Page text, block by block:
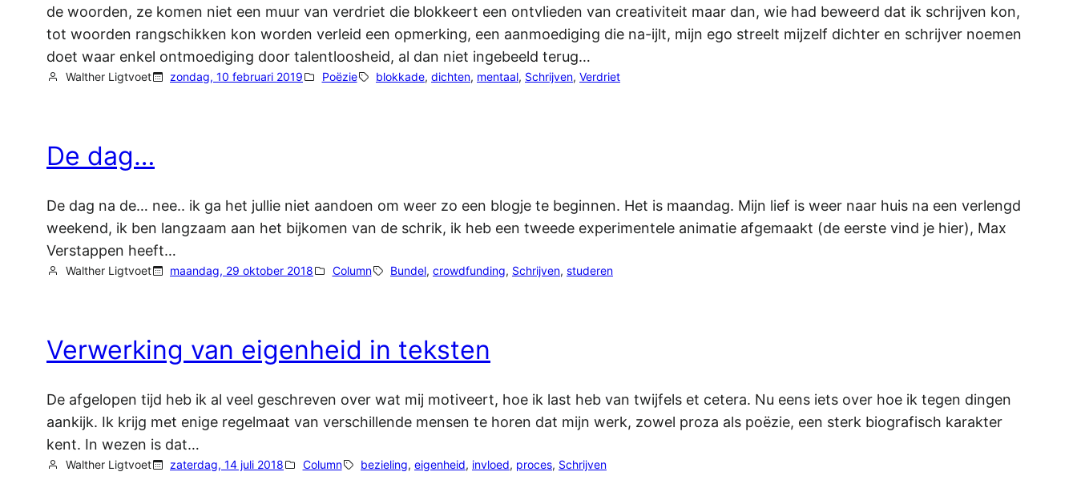
de woorden, ze komen niet een muur van verdriet die blokkeert een ontvlieden van creativiteit maar dan, wie had beweerd dat ik schrijven kon,
tot woorden rangschikken kon worden verleid een opmerking, een aanmoediging die na-ijlt, mijn ego streelt mijzelf dichter en schrijver noemen
doet waar enkel ontmoediging door talentloosheid, al dan niet ingebeeld terug…
Walther Ligtvoet zondag, 10 februari 2019 Poëzie blokkade, dichten, mentaal, Schrijven, Verdriet
De dag…
De dag na de… nee.. ik ga het jullie niet aandoen om weer zo een blogje te beginnen. Het is maandag. Mijn lief is weer naar huis na een verlengd
weekend, ik ben langzaam aan het bijkomen van de schrik, ik heb een tweede experimentele animatie afgemaakt (de eerste vind je hier), Max
Verstappen heeft…
Walther Ligtvoet maandag, 29 oktober 2018 Column Bundel, crowdfunding, Schrijven, studeren
Verwerking van eigenheid in teksten
De afgelopen tijd heb ik al veel geschreven over wat mij motiveert, hoe ik last heb van twijfels et cetera. Nu eens iets over hoe ik tegen dingen
aankijk. Ik krijg met enige regelmaat van verschillende mensen te horen dat mijn werk, zowel proza als poëzie, een sterk biografisch karakter
kent. In wezen is dat…
Walther Ligtvoet zaterdag, 14 juli 2018 Column bezieling, eigenheid, invloed, proces, Schrijven